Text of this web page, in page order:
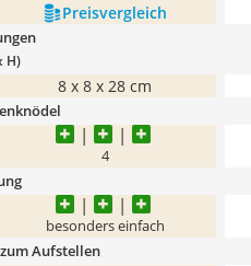
Preis­vergleich
H)
8 x 8 x 28 cm
4
besonders einfach
Aufstellen